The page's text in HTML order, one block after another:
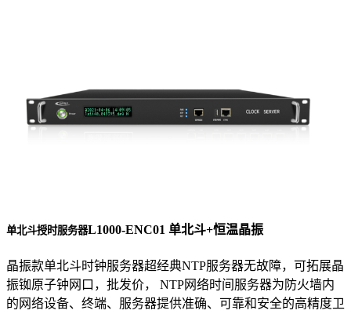
单北斗授时服务器L1000-ENC01 单北斗+恒温晶振
晶振款单北斗时钟服务器超经典NTP服务器无故障，可拓展晶
振铷原子钟网口，批发价， NTP网络时间服务器为防火墙内
的网络设备、终端、服务器提供准确、可靠和安全的高精度卫